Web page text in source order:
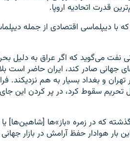
قدرت اتحادیه اروپا.
با دیپلماسی اقتصادی از جمله
نفت می‌گوید که اگر عراق به دلیل
جهانی صادر کند، ایران حاضر است
و بغداد بسیار به هم نزدیکند.
تحریم سقوط کرد، در پر کردن این
که در زمره «باز»ها [شاهین‌ها]
بار هوادار حفظ آرامش در بازار